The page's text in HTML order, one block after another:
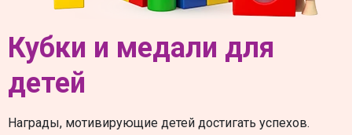
Кубки и медали для
детей
Награды, мотивирующие детей достигать успехов.